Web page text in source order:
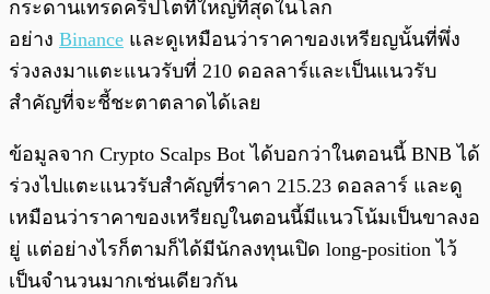
กระดานเทรดคริปโตที่ใหญ่ที่สุดในโลก
อย่าง Binance และดูเหมือนว่าราคาของเหรียญนั้นที่พึ่ง
ร่วงลงมาแตะแนวรับที่ 210 ดอลลาร์และเป็นแนวรับ
สำคัญที่จะชี้ชะตาตลาดได้เลย
ข้อมูลจาก Crypto Scalps Bot ได้บอกว่าในตอนนี้ BNB ได้
ร่วงไปแตะแนวรับสำคัญที่ราคา 215.23 ดอลลาร์ และดู
เหมือนว่าราคาของเหรียญในตอนนี้มีแนวโน้มเป็นขาลงอ
ยู่ แต่อย่างไรก็ตามก็ได้มีนักลงทุนเปิด long-position ไว้
เป็นจำนวนมากเช่นเดียวกัน